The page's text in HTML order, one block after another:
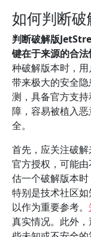
如何判断
判断破解版
键在于来源的合法
种破解版本时，
带来极大的安全
测，具备官方支
障，容易被植入
全。
首先，应关注破
官方授权，可能
估一个破解版本
特别是技术社区
以作为重要参考。
真实情况。此外